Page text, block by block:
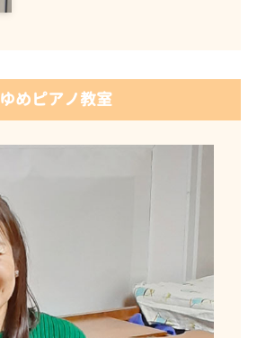
ゆめピアノ教室